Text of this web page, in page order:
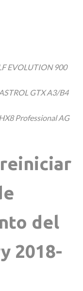
EVOLUTION 900
GTX A3/B4
Professional AG
del
2018-